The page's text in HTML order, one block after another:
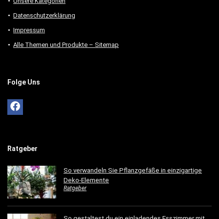
Datenschutzerklärung
Impressum
Alle Themen und Produkte – Sitemap
Folge Uns
Ratgeber
So verwandeln Sie Pflanzgefäße in einzigartige
Deko-Elemente
Ratgeber